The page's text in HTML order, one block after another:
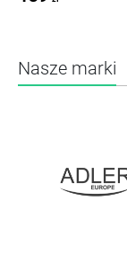
Nasze marki